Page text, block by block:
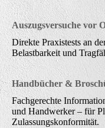
Auszugsversuche vor
Direkte Praxistests an
Belastbarkeit und
Handbücher &
Fachgerechte
und Handwerker – für
Zulassungskonformität.